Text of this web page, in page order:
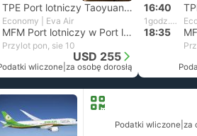
TPE Port lotniczy Taoyuan, Tajpej
Economy | Eva Air
MFM Port lotniczy w Port lotniczy w Makau
Przylot pon, sie 10
USD 255
wliczone za osobę dorosłą
16:40
1godz. i 55m
18:35
Podatki wliczone za